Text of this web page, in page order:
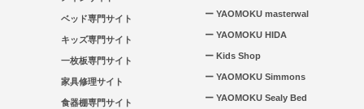
ベッド専門サイト
キッズ専門サイト
一枚板専門サイト
家具修理サイト
食器棚専門サイト
ー YAOMOKU masterwal
ー YAOMOKU HIDA
ー Kids Shop
ー YAOMOKU Simmons
ー YAOMOKU Sealy Bed